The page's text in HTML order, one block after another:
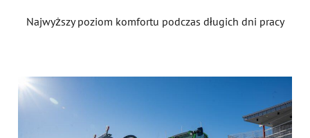
Najwyższy poziom komfortu podczas długich dni pracy